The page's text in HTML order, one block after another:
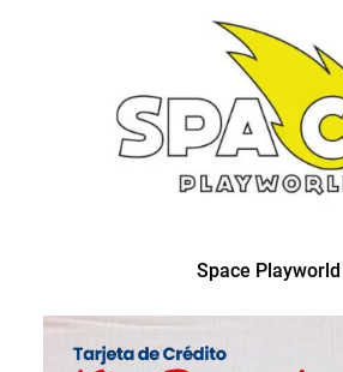
Space Playworld